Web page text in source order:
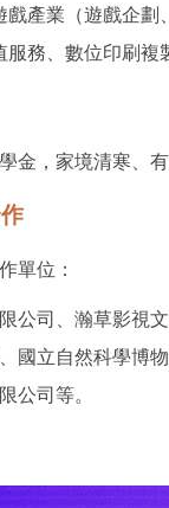
戲產業（遊戲企劃
服務、數位印刷複
金，家境清寒、
單位：
公司、瀚草影視
國立自然科學博
公司等。